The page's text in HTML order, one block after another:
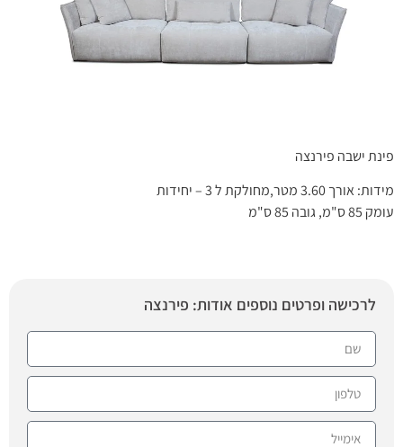
פינת ישבה פירנצה
מידות: אורך 3.60 מטר,מחולקת ל 3 – יחידות
עומק 85 ס"מ, גובה 85 ס"מ
לרכישה ופרטים נוספים אודות: פירנצה